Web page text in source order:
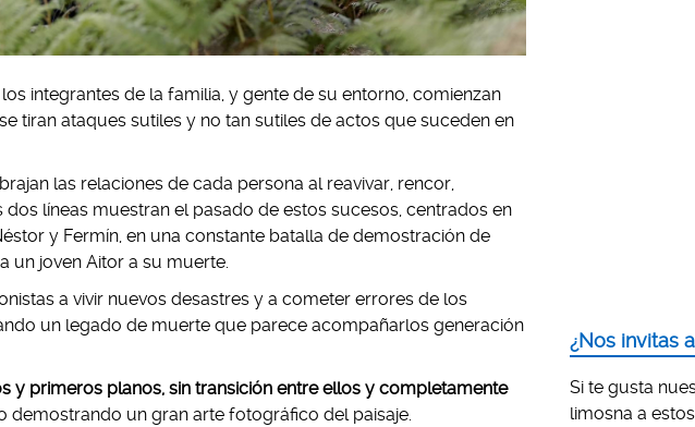
integrantes de la familia, y gente de su entorno, comienzan
tiran ataques sutiles y no tan sutiles de actos que suceden en
las relaciones de cada persona al reavivar, rencor,
líneas muestran el pasado de estos sucesos, centrados en
y Fermín, en una constante batalla de demostración de
un joven Aitor a su muerte.
a vivir nuevos desastres y a cometer errores de los
un legado de muerte que parece acompañarlos generación
y primeros planos, sin transición entre ellos y completamente
demostrando un gran arte fotográfico del paisaje.
¿Nos invitas
Si te gusta
limosna a